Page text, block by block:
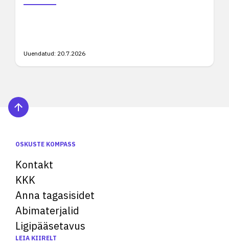
Uuendatud: 20.7.2026
OSKUSTE KOMPASS
Kontakt
KKK
Anna tagasisidet
Abimaterjalid
Ligipääsetavus
LEIA KIIRELT